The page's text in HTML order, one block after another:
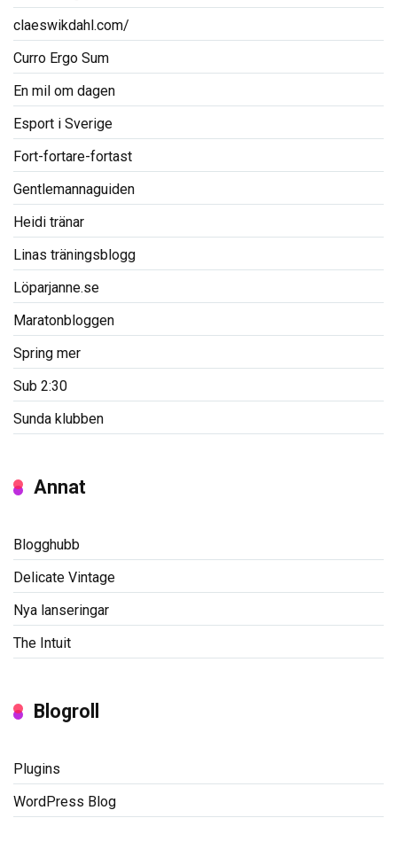
claeswikdahl.com/
Curro Ergo Sum
En mil om dagen
Esport i Sverige
Fort-fortare-fortast
Gentlemannaguiden
Heidi tränar
Linas träningsblogg
Löparjanne.se
Maratonbloggen
Spring mer
Sub 2:30
Sunda klubben
Annat
Blogghubb
Delicate Vintage
Nya lanseringar
The Intuit
Blogroll
Plugins
WordPress Blog